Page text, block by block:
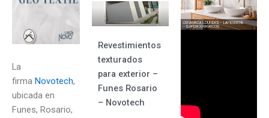
La
firma Novotech,
ubicada en
Funes, Rosario,
Revestimientos
texturados
para exterior –
Funes Rosario
– Novotech